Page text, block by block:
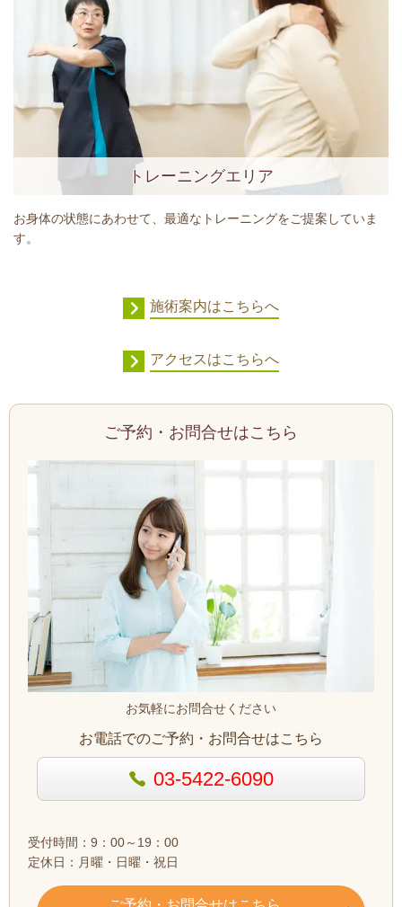
トレーニングエリア
お身体の状態にあわせて、最適なトレーニングをご提案していま
す。
施術案内はこちらへ
アクセスはこちらへ
ご予約・お問合せはこちら
お気軽にお問合せください
お電話でのご予約・お問合せはこちら
03-5422-6090
受付時間：9：00～19：00
定休日：月曜・日曜・祝日